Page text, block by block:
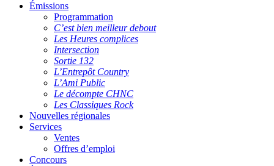
Émissions
Programmation
C’est bien meilleur debout
Les Heures complices
Intersection
Sortie 132
L’Entrepôt Country
L’Ami Public
Le décompte CHNC
Les Classiques Rock
Nouvelles régionales
Services
Ventes
Offres d’emploi
Concours